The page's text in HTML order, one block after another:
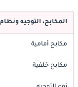
المكابح، التوجيه
مكابح أمامية
مكابح خلفية